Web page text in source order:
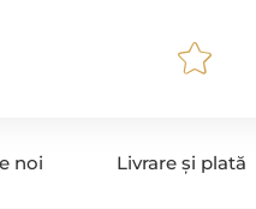
noi Livrare și plată